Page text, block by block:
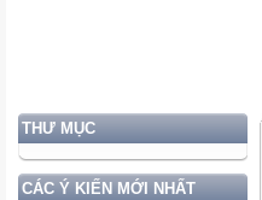
THƯ MỤC
CÁC Ý KIẾN MỚI NHẤT